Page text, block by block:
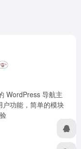
WordPress 导航主
功能，简单的模块